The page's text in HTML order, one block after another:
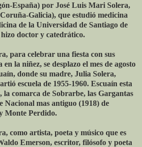
España) por José Luis Mari Solera,
Galicia), que estudió medicina
de la Universidad de Santiago de
doctor y catedrático.
para celebrar una fiesta con sus
en la niñez, se desplazo el mes de agosto
donde su madre, Julia Solera,
escuela de 1955-1960. Escuaín esta
la comarca de Sobrarbe, las Gargantas
Nacional mas antiguo (1918) de
Monte Perdido.
como artista, poeta y músico que es
Emerson, escritor, filósofo y poeta